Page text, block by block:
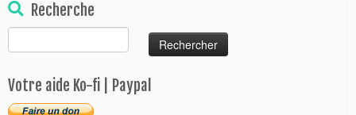
Recherche
Votre aide Ko-fi | Paypal